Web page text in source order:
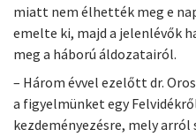
miatt nem élhették meg e
emelte ki, majd a jelenlévők
meg a háború áldozatairól.
– Három évvel ezelőtt dr.
a figyelmünket egy
kezdeményezésre, mely